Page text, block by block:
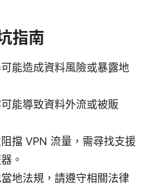
指南
能造成資料風險或暴露地
能導致資料外流或被販
擋 VPN 流量，需尋找支援
。
地法規，請遵守相關法律